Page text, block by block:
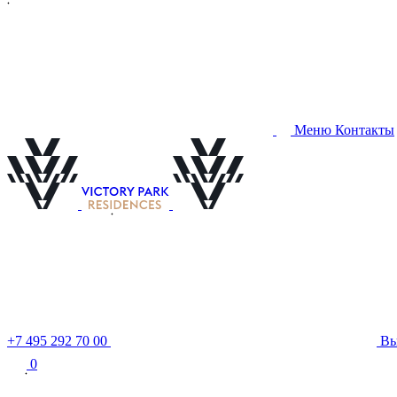
Меню Контакты
+7 495 292 70 00 В
0